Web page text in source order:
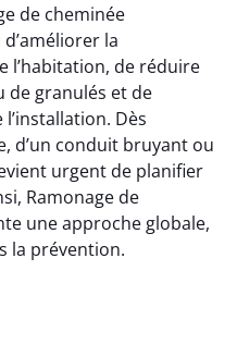
de cheminée
la
l’habitation, de réduire
de granulés et de
Dès
d’un conduit bruyant ou
urgent de planifier
Ramonage de
une approche globale,
la prévention.